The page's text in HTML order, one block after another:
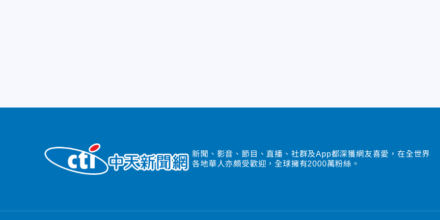
新聞、影音、節目、直播、社群及App都深獲網友喜愛，在全世界
各地華人亦頗受歡迎，全球擁有2000萬粉絲。